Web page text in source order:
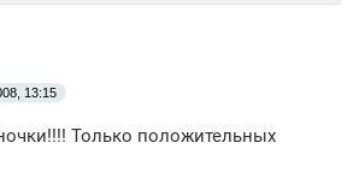
13:15
Только положительных